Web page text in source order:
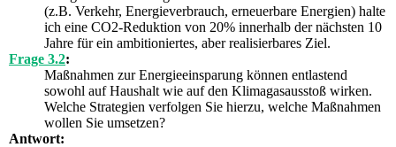
(z.B. Verkehr, Energieverbrauch, erneuerbare Energien) halte
ich eine CO2-Reduktion von 20% innerhalb der nächsten 10
Jahre für ein ambitioniertes, aber realisierbares Ziel.
Frage 3.2:
Maßnahmen zur Energieeinsparung können entlastend
sowohl auf Haushalt wie auf den Klimagasausstoß wirken.
Welche Strategien verfolgen Sie hierzu, welche Maßnahmen
wollen Sie umsetzen?
Antwort: